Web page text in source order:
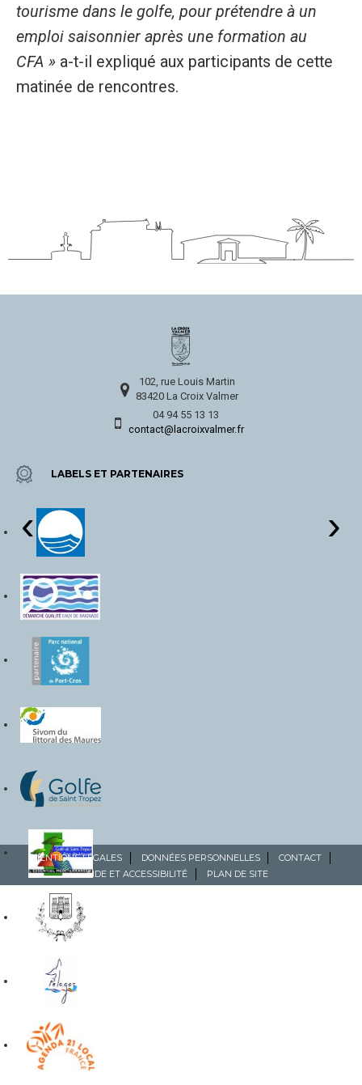
tourisme dans le golfe, pour prétendre à un
emploi saisonnier après une formation au
CFA » a-t-il expliqué aux participants de cette
matinée de rencontres.
102, rue Louis Martin
83420 La Croix Valmer
04 94 55 13 13
contact@lacroixvalmer.fr
LABELS ET PARTENAIRES
‹ ›
MENTIONS LÉGALES DONNÉES PERSONNELLES
CONTACT
AIDE ET ACCESSIBILITÉ
PLAN DE SITE